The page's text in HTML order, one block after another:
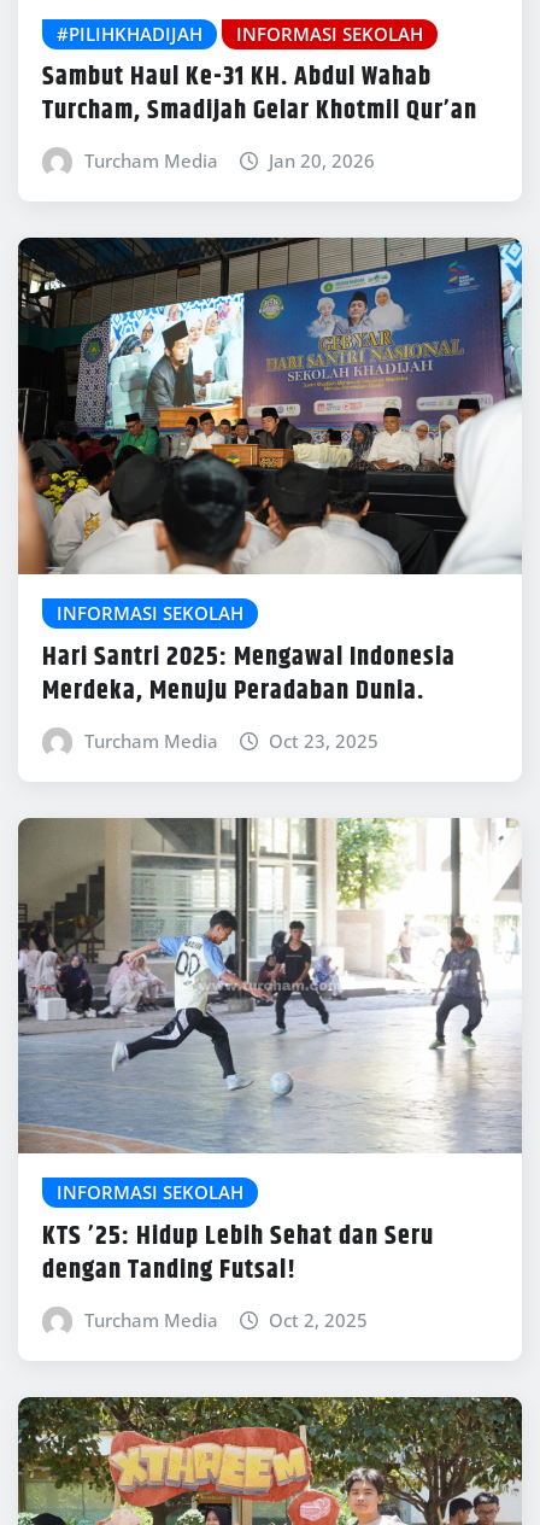
#PILIHKHADIJAH INFORMASI SEKOLAH
Sambut Haul Ke-31 KH. Abdul Wahab
Turcham, Smadijah Gelar Khotmil Qur’an
Turcham Media Jan 20, 2026
INFORMASI SEKOLAH
Hari Santri 2025: Mengawal Indonesia
Merdeka, Menuju Peradaban Dunia.
Turcham Media Oct 23, 2025
INFORMASI SEKOLAH
KTS ’25: Hidup Lebih Sehat dan Seru
dengan Tanding Futsal!
Turcham Media Oct 2, 2025